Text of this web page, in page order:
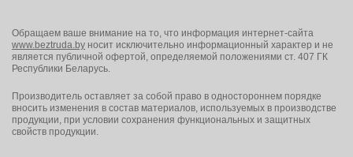
Обращаем ваше внимание на то, что информация интернет-сайта
www.beztruda.by носит исключительно информационный характер и не
является публичной офертой, определяемой положениями ст. 407 ГК
Республики Беларусь.
Производитель оставляет за собой право в одностороннем порядке
вносить изменения в состав материалов, используемых в производстве
продукции, при условии сохранения функциональных и защитных
свойств продукции.